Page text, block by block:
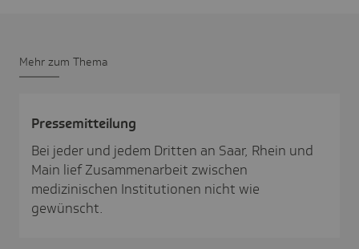
Mehr zum Thema
Pres­se­mit­tei­lung
Bei jeder und jedem Dritten an Saar, Rhein und
Main lief Zusammenarbeit zwischen
medizinischen Institutionen nicht wie
gewünscht.